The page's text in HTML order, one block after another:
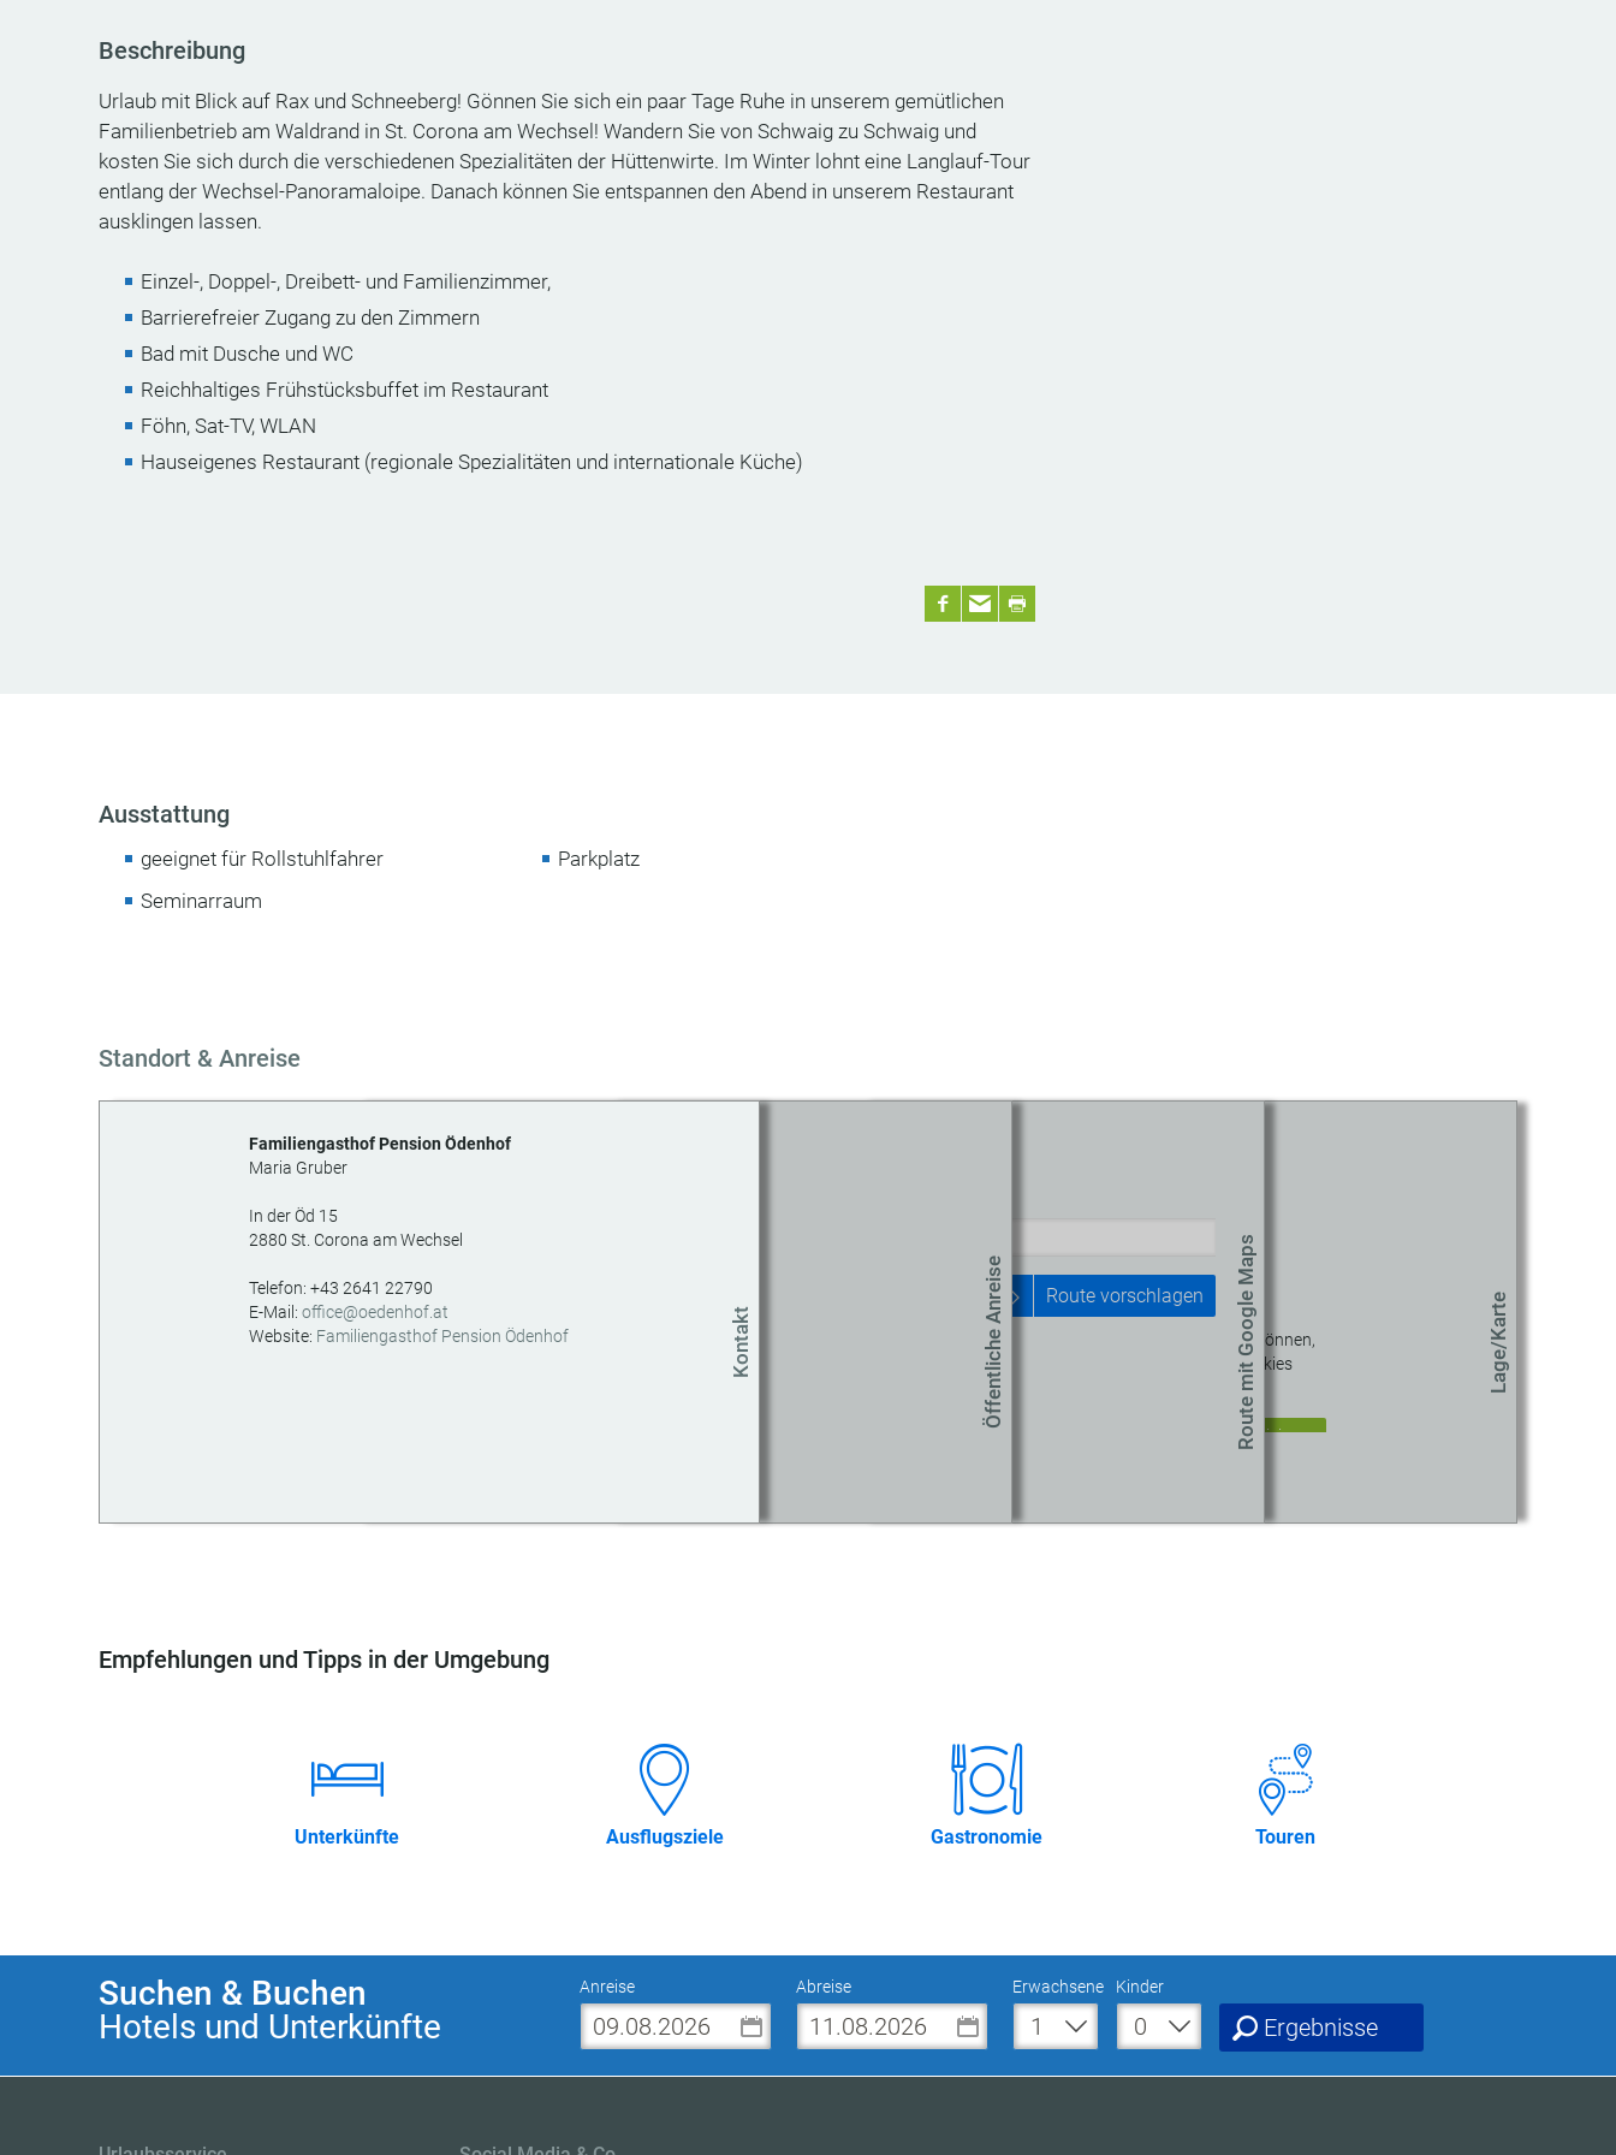
Beschreibung
Urlaub mit Blick auf Rax und Schneeberg! Gönnen Sie sich ein paar Tage Ruhe in unserem gemütlichen
Familienbetrieb am Waldrand in St. Corona am Wechsel! Wandern Sie von Schwaig zu Schwaig und
kosten Sie sich durch die verschiedenen Spezialitäten der Hüttenwirte. Im Winter lohnt eine Langlauf-Tour
entlang der Wechsel-Panoramaloipe. Danach können Sie entspannen den Abend in unserem Restaurant
ausklingen lassen.
Einzel-, Doppel-, Dreibett- und Familienzimmer,
Barrierefreier Zugang zu den Zimmern
Bad mit Dusche und WC
Reichhaltiges Frühstücksbuffet im Restaurant
Föhn, Sat-TV, WLAN
Hauseigenes Restaurant (regionale Spezialitäten und internationale Küche)
Ausstattung
geeignet für Rollstuhlfahrer
Parkplatz
Seminarraum
Standort & Anreise
Kontakt
Familiengasthof Pension Ödenhof
Maria Gruber
In der Öd 15
2880 St. Corona am Wechsel
Telefon: +43 2641 22790
E-Mail: office@oedenhof.at
Website: Familiengasthof Pension Ödenhof Öffentliche Anreise Route mit Google Maps
Route vorschlagen Lage/Karte
Um diesen Inhalt sehen zu können,
müssen Sie unseren Cookies
Cookie-Einstellungen aktualisieren
Empfehlungen und Tipps in der Umgebung
Unterkünfte Ausflugsziele Gastronomie Touren
Suchen & Buchen
Hotels und Unterkünfte
Anreise Abreise Erwachsene Kinder
Ergebnisse